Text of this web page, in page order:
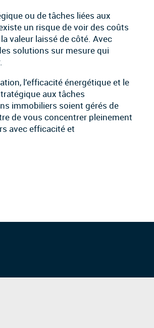
ou de tâches liées aux
un risque de voir des coûts
valeur laissé de côté. Avec
solutions sur mesure qui
l’efficacité énergétique et le
aux tâches
immobiliers soient gérés de
de vous concentrer pleinement
avec efficacité et